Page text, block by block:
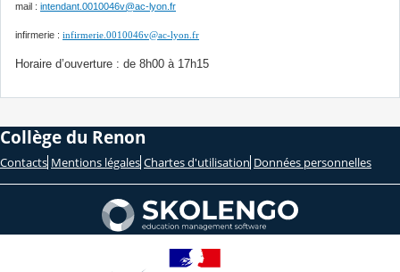
mail : intendant.0010046v@ac-lyon.fr
infirmerie : infirmerie.0010046v@ac-lyon.fr
Horaire d’ouverture : de 8h00 à 17h15
Collège du Renon
Contacts Mentions légales Chartes d'utilisation Données personnelles